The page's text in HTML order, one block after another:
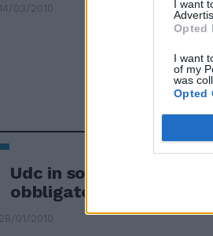
I want
Opted
I want
of my
was
Opted
14/03/2010
Udc in soccorso, ma
obbligatorio
28/01/2010